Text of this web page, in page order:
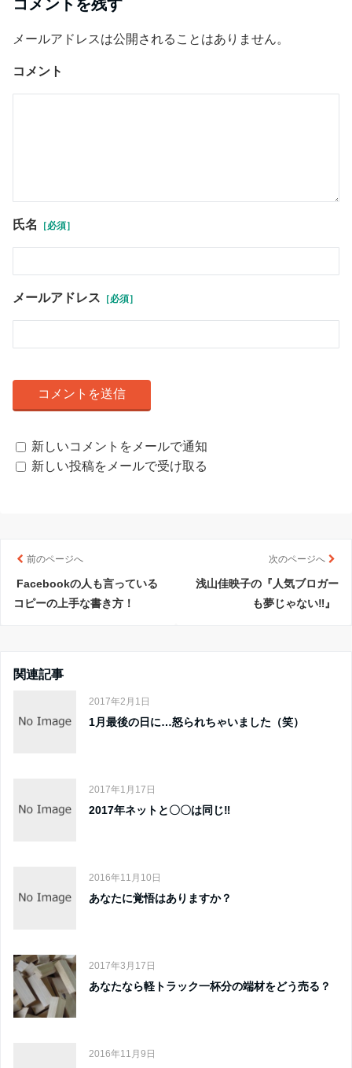
コメントを残す
メールアドレスは公開されることはありません。
コメント
氏名 ［必須］
メールアドレス ［必須］
新しいコメントをメールで通知
新しい投稿をメールで受け取る
前のページへ
Facebookの人も言っている
コピーの上手な書き方！
次のページへ
浅山佳映子の『人気ブロガー
も夢じゃない‼︎』
関連記事
2017年2月1日
1月最後の日に…怒られちゃいました（笑）
2017年1月17日
2017年ネットと〇〇は同じ‼︎
2016年11月10日
あなたに覚悟はありますか？
2017年3月17日
あなたなら軽トラック一杯分の端材をどう売る？
2016年11月9日